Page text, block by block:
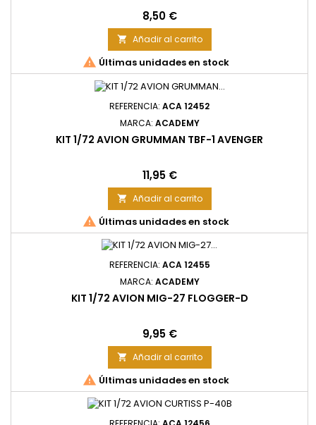
Precio
8,50 €
 Añadir al carrito
 Últimas unidades en stock
REFERENCIA: ACA 12452
MARCA: ACADEMY
KIT 1/72 AVION GRUMMAN TBF-1 AVENGER
Precio
11,95 €
 Añadir al carrito
 Últimas unidades en stock
REFERENCIA: ACA 12455
MARCA: ACADEMY
KIT 1/72 AVION MIG-27 FLOGGER-D
Precio
9,95 €
 Añadir al carrito
 Últimas unidades en stock